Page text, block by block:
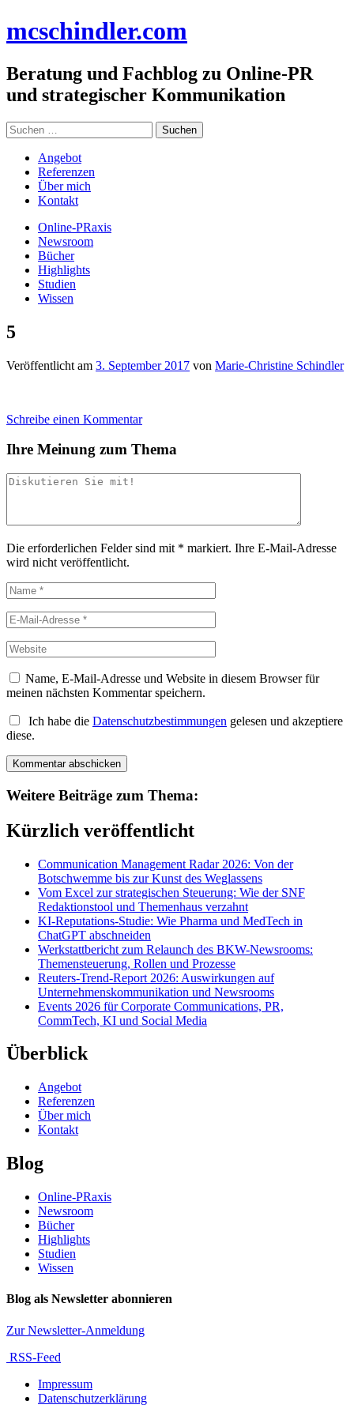
Inhalt
mcschindler.com
Beratung und Fachblog zu Online-PR
und strategischer Kommunikation
Suchen
nach:
Angebot
Referenzen
Über mich
Kontakt
Online-PRaxis
Newsroom
Bücher
Highlights
Studien
Wissen
5
Veröffentlicht am 3. September 2017 von Marie-Christine Schindler
Schreibe einen Kommentar
Ihre Meinung zum Thema
Die erforderlichen Felder sind mit * markiert. Ihre E-Mail-Adresse
wird nicht veröffentlicht.
Name, E-Mail-Adresse und Website in diesem Browser für
meinen nächsten Kommentar speichern.
Ich habe die Datenschutzbestimmungen gelesen und akzeptiere
diese.
Weitere Beiträge zum Thema:
Kürzlich veröffentlicht
Communication Management Radar 2026: Von der
Botschwemme bis zur Kunst des Weglassens
Vom Excel zur strategischen Steuerung: Wie der SNF
Redaktionstool und Themenhaus verzahnt
KI-Reputations-Studie: Wie Pharma und MedTech in
ChatGPT abschneiden
Werkstattbericht zum Relaunch des BKW-Newsrooms:
Themensteuerung, Rollen und Prozesse
Reuters-Trend-Report 2026: Auswirkungen auf
Unternehmenskommunikation und Newsrooms
Events 2026 für Corporate Communications, PR,
CommTech, KI und Social Media
Überblick
Angebot
Referenzen
Über mich
Kontakt
Blog
Online-PRaxis
Newsroom
Bücher
Highlights
Studien
Wissen
Blog als Newsletter abonnieren
Zur Newsletter-Anmeldung
RSS-Feed
Impressum
Datenschutzerklärung